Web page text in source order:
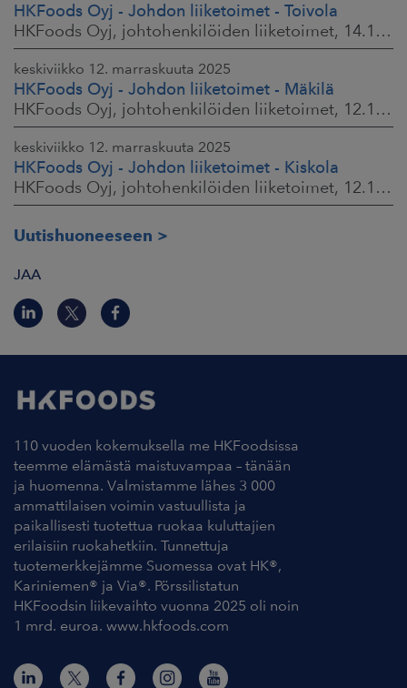
HKFoods Oyj - Johdon liiketoimet - Toivola
HKFoods Oyj, johtohenkilöiden liiketoimet, 14.11.2025 klo 11.30
keskiviikko 12. marraskuuta 2025
HKFoods Oyj - Johdon liiketoimet - Mäkilä
HKFoods Oyj, johtohenkilöiden liiketoimet, 12.11.2025 klo 18.00
keskiviikko 12. marraskuuta 2025
HKFoods Oyj - Johdon liiketoimet - Kiskola
HKFoods Oyj, johtohenkilöiden liiketoimet, 12.11.2025 klo 18.00
Uutishuoneeseen
JAA
110 vuoden kokemuksella me HKFoodsissa
teemme elämästä maistuvampaa – tänään
ja huomenna. Valmistamme lähes 3 000
ammattilaisen voimin vastuullista ja
paikallisesti tuotettua ruokaa kuluttajien
erilaisiin ruokahetkiin. Tunnettuja
tuotemerkkejämme Suomessa ovat HK®,
Kariniemen® ja Via®. Pörssilistatun
HKFoodsin liikevaihto vuonna 2025 oli noin
1 mrd. euroa. www.hkfoods.com